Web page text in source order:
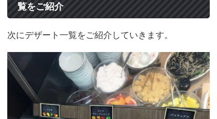
覧をご紹介
次にデザート一覧をご紹介していきます。